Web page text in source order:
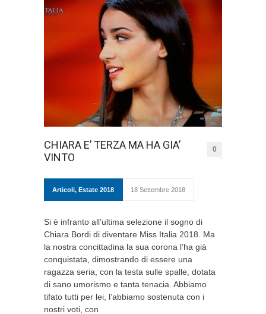
CHIARA E’ TERZA MA HA GIA’
VINTO
0
Articoli, Estate 2018 18 Settembre 2018
Si è infranto all’ultima selezione il sogno di
Chiara Bordi di diventare Miss Italia 2018. Ma
la nostra concittadina la sua corona l’ha già
conquistata, dimostrando di essere una
ragazza seria, con la testa sulle spalle, dotata
di sano umorismo e tanta tenacia. Abbiamo
tifato tutti per lei, l’abbiamo sostenuta con i
nostri voti, con